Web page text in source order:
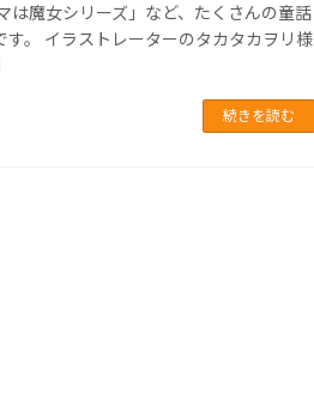
は魔女シリーズ」など、たくさんの童話
。 イラストレーターのタカタカヲリ様
続きを読む